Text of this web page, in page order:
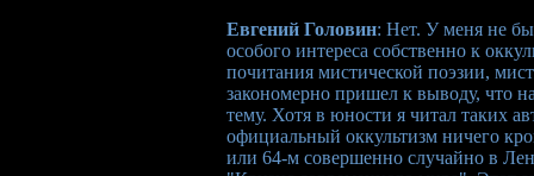
Евгений Головин: Нет. У меня не
особого интереса собственно к
почитания мистической поэзии,
закономерно пришел к выводу, что
тему. Хотя в юности я читал таких
официальный оккультизм ничего
или 64-м совершенно случайно в